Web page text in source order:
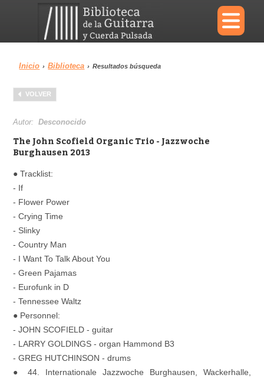
×
Menu
Biblioteca
Inicio › Biblioteca › Resultados búsqueda
VOLVER
Autor:Desconocido
The John Scofield Organic Trio - Jazzwoche
Burghausen 2013
● Tracklist:
- If
- Flower Power
- Crying Time
- Slinky
- Country Man
- I Want To Talk About You
- Green Pajamas
- Eurofunk in D
- Tennessee Waltz
● Personnel:
- JOHN SCOFIELD - guitar
- LARRY GOLDINGS - organ Hammond B3
- GREG HUTCHINSON - drums
● 44. Internationale Jazzwoche Burghausen, Wackerhalle,